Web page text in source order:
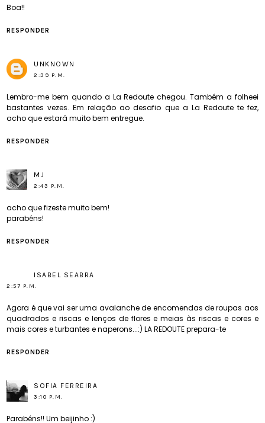
Boa!!
RESPONDER
UNKNOWN
2:39 P.M.
Lembro-me bem quando a La Redoute chegou. Também a folheei
bastantes vezes. Em relação ao desafio que a La Redoute te fez,
acho que estará muito bem entregue.
RESPONDER
MJ
2:43 P.M.
acho que fizeste muito bem!
parabéns!
RESPONDER
ISABEL SEABRA
2:57 P.M.
Agora é que vai ser uma avalanche de encomendas de roupas aos
quadrados e riscas e lenços de flores e meias às riscas e cores e
mais cores e turbantes e naperons...:) LA REDOUTE prepara-te
RESPONDER
SOFIA FERREIRA
3:10 P.M.
Parabéns!! Um beijinho :)